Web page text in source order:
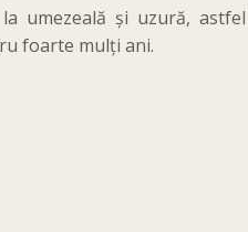
umezeală și uzură,
foarte mulți ani.